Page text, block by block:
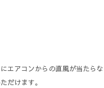
アコンからの直風が当たらな
だけます。